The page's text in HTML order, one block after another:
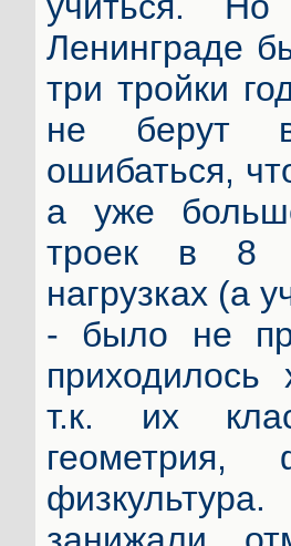
Ленинграде
три тройки
не берут
ошибаться,
а уже
троек в 8
нагрузках (а
- было не
приходилось
т.к. их